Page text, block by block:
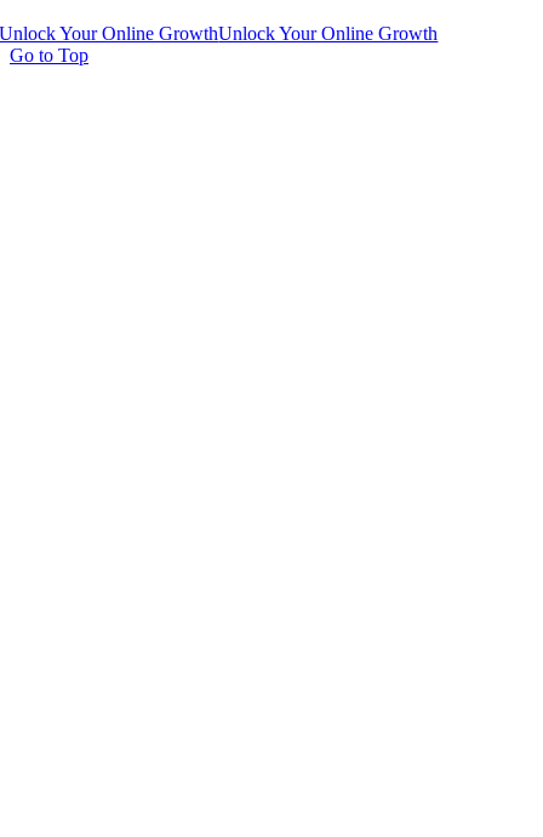
Unlock Your Online GrowthUnlock Your Online Growth
Go to Top